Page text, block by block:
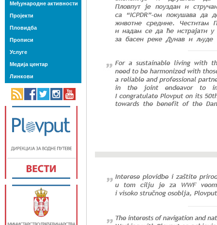
Међународне активности
Пројекти
Пловидба
Прописи
Услуге
Медија центар
Линкови